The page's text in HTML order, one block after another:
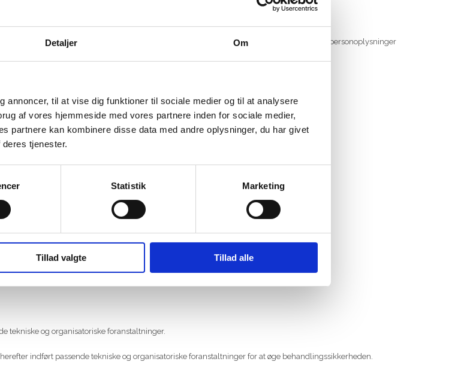
Detaljer Om
annoncer, til at vise dig funktioner til sociale medier og til at analysere
af vores hjemmeside med vores partnere inden for sociale medier,
partnere kan kombinere disse data med andre oplysninger, du har givet
tjenester.
Statistik Marketing
Tillad valgte Tillad alle
services, rådgivning, IT-hosting eller markedsføring.
stiller vi høje krav til vores samarbejdspartnere, og vores partnere skal garantere, at dine personoplysninger
på vores vegne for at højne sikkerheden af dine personoplysninger.
data i EU/EØS.
EU/EØS, hvis disse kan give dine personoplysninger en passende beskyttelse.
tekniske og organisatoriske foranstaltninger.
indført passende tekniske og organisatoriske foranstaltninger for at øge behandlingssikkerheden.